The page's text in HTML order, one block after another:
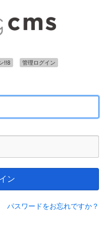
!!8 管理ログイン
ン
パスワードをお忘れですか？